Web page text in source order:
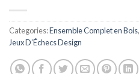
Categories:Ensemble Complet en Bois,
Jeux D’Échecs Design